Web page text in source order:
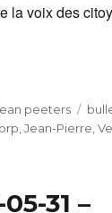
la voix des
peeters
Jean-Pierre ,
31 –